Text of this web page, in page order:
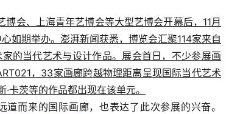
会、上海青年艺博会等大型艺博会开幕后，11月
如期举办。澎湃新闻获悉，博览会汇聚114家来自
的当代艺术与设计作品。展会首日，不少参展画
，33家画廊跨越物理距离呈现国际当代艺术
卡茨等的作品都出现在该单元。
而来的国际画廊，也表达了此次参展的兴奋。